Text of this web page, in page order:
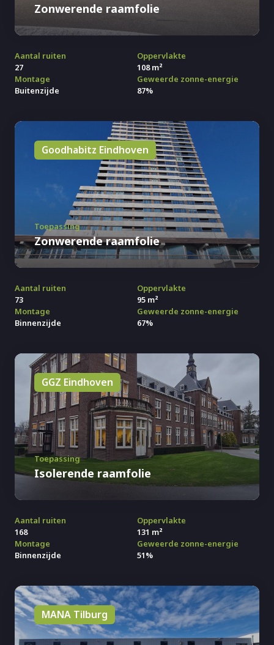
Zonwerende raamfolie
Aantal ruiten
27
Oppervlakte
108 m²
Montage
Buitenzijde
Geweerde zonne-energie
87%
Goodhabitz Eindhoven
Toepassing
Zonwerende raamfolie
Aantal ruiten
73
Oppervlakte
95 m²
Montage
Binnenzijde
Geweerde zonne-energie
67%
GGZ Eindhoven
Toepassing
Isolerende raamfolie
Aantal ruiten
168
Oppervlakte
131 m²
Montage
Binnenzijde
Geweerde zonne-energie
51%
MANA Tilburg